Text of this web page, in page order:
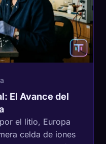
El Avance del
el litio, Europa
celda de iones